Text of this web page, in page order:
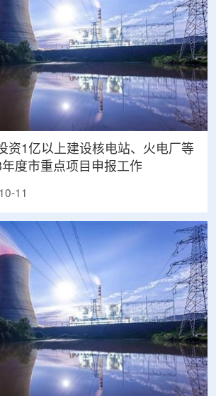
资1亿以上建设核电站、火电厂等
度市重点项目申报工作
11